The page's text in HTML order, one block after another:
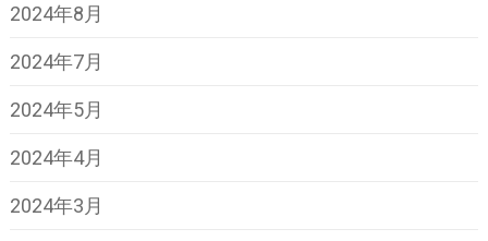
2024年8月
2024年7月
2024年5月
2024年4月
2024年3月